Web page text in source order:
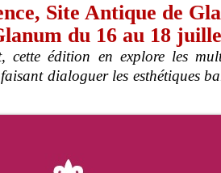
Site Antique de
du 16 au 18
édition en explore les
dialoguer les esthétiques